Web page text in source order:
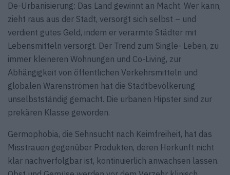
De-Urbanisierung: Das Land gewinnt an Macht. Wer kann,
zieht raus aus der Stadt, versorgt sich selbst – und
verdient gutes Geld, indem er verarmte Städter mit
Lebensmitteln versorgt. Der Trend zum Single- Leben, zu
immer kleineren Wohnungen und Co-Living, zur
Abhängigkeit von öffentlichen Verkehrsmitteln und
globalen Warenströmen hat die Stadtbevölkerung
unselbstständig gemacht. Die urbanen Hipster sind zur
prekären Klasse geworden.
Germophobia, die Sehnsucht nach Keimfreiheit, hat das
Misstrauen gegenüber Produkten, deren Herkunft nicht
klar nachverfolgbar ist, kontinuierlich anwachsen lassen.